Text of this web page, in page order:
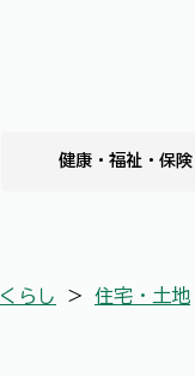
健康・福祉・保険
くらし ＞ 住宅・土地